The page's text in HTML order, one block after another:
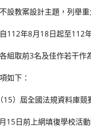
設教案設計主題，列舉
112年8月18日起至112
組取前3名及佳作若干
如下：
15）屆全國法規資料庫
15日前上網填復學校